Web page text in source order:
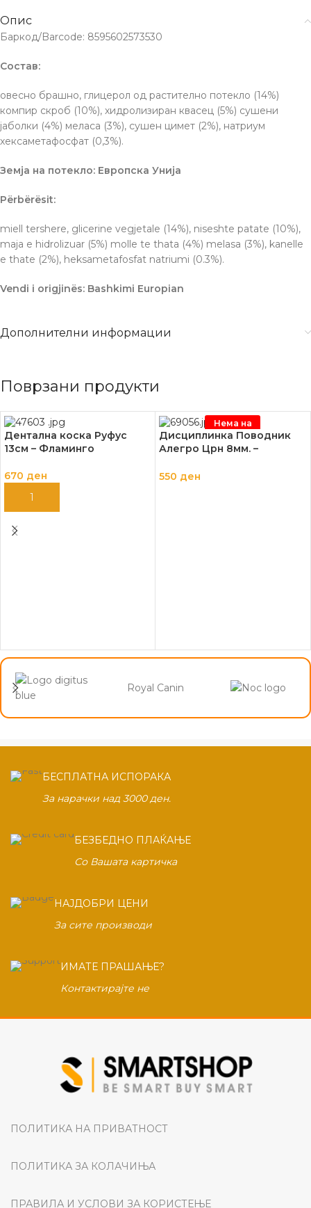
Опис
Баркод/Barcode: 8595602573530
Состав:
овесно брашно, глицерол од растително потекло (14%)
компир скроб (10%), хидролизиран квасец (5%) сушени
јаболки (4%) меласа (3%), сушен цимет (2%), натриум
хексаметафосфат (0,3%).
Земја на потекло: Европска Унија
Përbërësit:
miell tershere, glicerine vegjetale (14%), niseshte patate (10%),
maja e hidrolizuar (5%) molle te thata (4%) melasa (3%), kanelle
e thate (2%), heksametafosfat natriumi (0.3%).
Vendi i origjinës: Bashkimi Europian
Дополнителни информации
Поврзани продукти
Дентална коска Руфус
13см – Фламинго
670 ден
ДОДАЈ ВО КОШНИЦА
Нема на
залиха
Дисциплинка Поводник
Алегро Црн 8мм. –
550 ден
Royal Canin
БЕСПЛАТНА ИСПОРАКА
За нарачки над 3000 ден.
БЕЗБЕДНО ПЛАЌАЊЕ
Со Вашата картичка
НАЈДОБРИ ЦЕНИ
За сите производи
ИМАТЕ ПРАШАЊЕ?
Контактирајте не
ПОЛИТИКА НА ПРИВАТНОСТ
ПОЛИТИКА ЗА КОЛАЧИЊА
ПРАВИЛА И УСЛОВИ ЗА КОРИСТЕЊЕ